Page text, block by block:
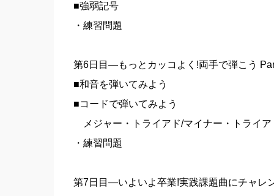
■強弱記号
・練習問題
第6日目―もっとカッコよく!両手で弾こう
■和音を弾いてみよう
■コードで弾いてみよう
メジャー・トライアド/マイナー・トライア
・練習問題
第7日目―いよいよ卒業!実践課題曲にチャレ